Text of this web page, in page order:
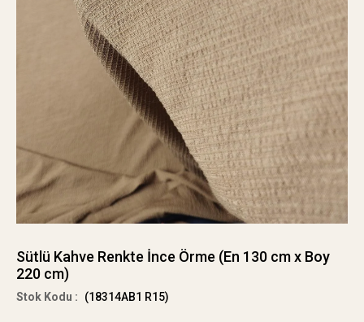
Sütlü Kahve Renkte İnce Örme (En 130 cm x Boy
220 cm)
(18314AB1 R15)